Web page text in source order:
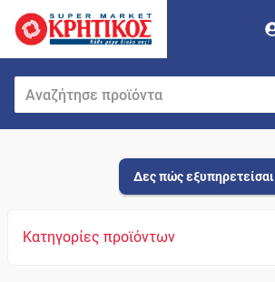
Δες πώς εξυπηρετείσαι
Κατηγορίες προϊόντων